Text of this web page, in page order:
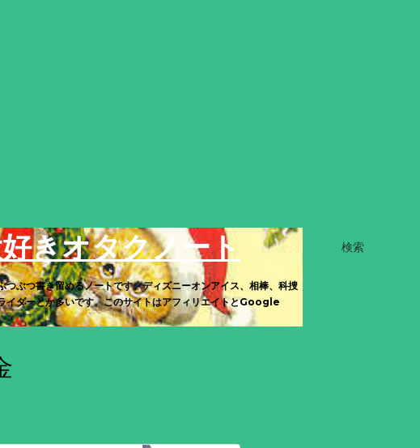
検索
きオタクノート
ぶつ書き留めるノートです。ディズニーオンアイス、相棒、科捜
イダーとか多いです。このサイトはアフィリエイトとGoogle